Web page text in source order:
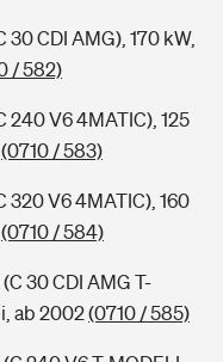
CDI AMG), 170 kW,
/ 582)
240 V6 4MATIC), 125
(0710 / 583)
320 V6 4MATIC), 160
(0710 / 584)
30 CDI AMG T-
ab 2002(0710 / 585)